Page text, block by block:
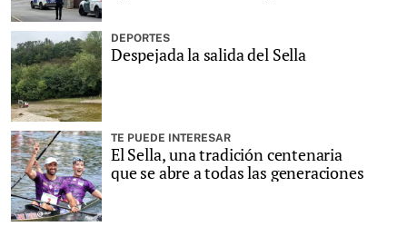
DEPORTES
Despejada la salida del Sella
TE PUEDE INTERESAR
El Sella, una tradición centenaria
que se abre a todas las generaciones